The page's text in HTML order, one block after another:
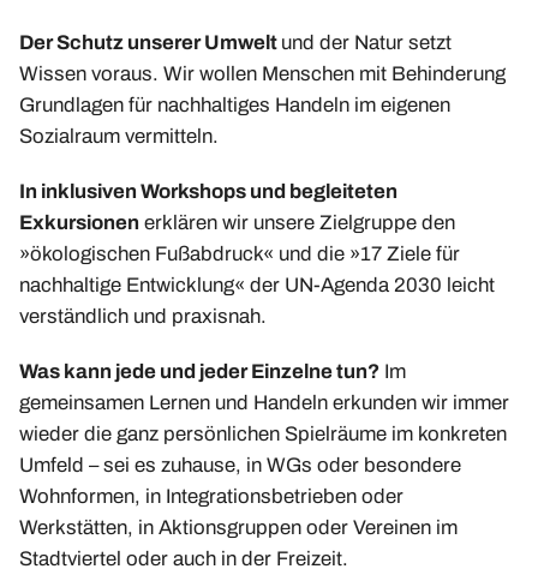
Offene Energie-Sprechstunde
Energie-Exkursionen
ChangeABLE
ChangeABLE Partner
Der Schutz unserer Umwelt und der Natur setzt
Wissen voraus. Wir wollen Menschen mit Behinderung
Grundlagen für nachhaltiges Handeln im eigenen
Sozialraum vermitteln.
In inklusiven Workshops und begleiteten
Exkursionen erklären wir unsere Zielgruppe den
»ökologischen Fußabdruck« und die »17 Ziele für
nachhaltige Entwicklung« der UN-Agenda 2030 leicht
verständlich und praxisnah.
Was kann jede und jeder Einzelne tun? Im
gemeinsamen Lernen und Handeln erkunden wir immer
wieder die ganz persönlichen Spielräume im konkreten
Umfeld – sei es zuhause, in WGs oder besondere
Wohnformen, in Integrationsbetrieben oder
Werkstätten, in Aktionsgruppen oder Vereinen im
Stadtviertel oder auch in der Freizeit.